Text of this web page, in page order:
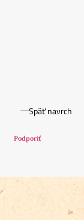
Späť navrch
Podporiť